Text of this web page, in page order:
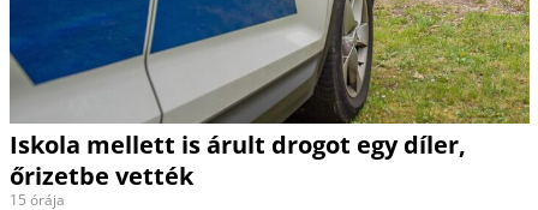
Iskola mellett is árult drogot egy díler,
őrizetbe vették
15 órája